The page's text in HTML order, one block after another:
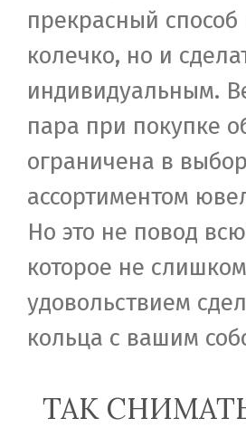
прекрасный способ
колечко, но и
индивидуальным.
пара при покупке
ограничена в
ассортиментом
Но это не повод
которое не
удовольствием
кольца с вашим
ТАК